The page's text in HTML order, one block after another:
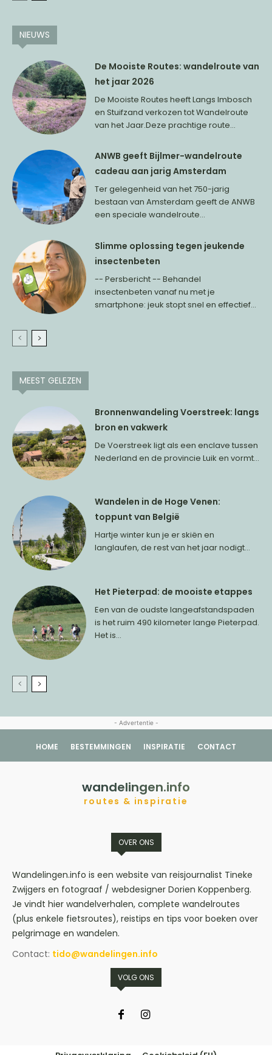
NIEUWS
De Mooiste Routes: wandelroute van
het jaar 2026
De Mooiste Routes heeft Langs Imbosch
en Stuifzand verkozen tot Wandelroute
van het Jaar.Deze prachtige route...
ANWB geeft Bijlmer-wandelroute
cadeau aan jarig Amsterdam
Ter gelegenheid van het 750-jarig
bestaan van Amsterdam geeft de ANWB
een speciale wandelroute...
Slimme oplossing tegen jeukende
insectenbeten
-- Persbericht -- Behandel
insectenbeten vanaf nu met je
smartphone: jeuk stopt snel en effectief...
MEEST GELEZEN
Bronnenwandeling Voerstreek: langs
bron en vakwerk
De Voerstreek ligt als een enclave tussen
Nederland en de provincie Luik en vormt...
Wandelen in de Hoge Venen:
toppunt van België
Hartje winter kun je er skiën en
langlaufen, de rest van het jaar nodigt...
Het Pieterpad: de mooiste etappes
Een van de oudste langeafstandspaden
is het ruim 490 kilometer lange Pieterpad.
Het is...
- Advertentie -
HOME BESTEMMINGEN INSPIRATIE CONTACT
wandelingen.info
routes & inspiratie
OVER ONS
Wandelingen.info is een website van reisjournalist Tineke
Zwijgers en fotograaf / webdesigner Dorien Koppenberg.
Je vindt hier wandelverhalen, complete wandelroutes
(plus enkele fietsroutes), reistips en tips voor boeken over
pelgrimage en wandelen.
Contact: tido@wandelingen.info
VOLG ONS